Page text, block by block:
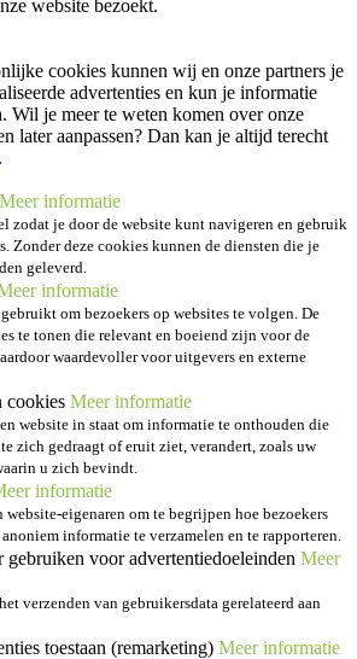
website bezoekt.
cookies kunnen wij en onze partners je
advertenties en kun je informatie
Wil je meer te weten komen over onze
later aanpassen? Dan kan je altijd terecht
.
Meer informatie
zodat je door de website kunt navigeren en gebruik
Zonder deze cookies kunnen de diensten die je
geleverd.
informatie
om bezoekers op websites te volgen. De
te tonen die relevant en boeiend zijn voor de
waardevoller voor uitgevers en externe
cookies Meer informatie
website in staat om informatie te onthouden die
zich gedraagt of eruit ziet, verandert, zoals uw
u zich bevindt.
informatie
eigenaren om te begrijpen hoe bezoekers
informatie te verzamelen en te rapporteren.
gebruiken voor advertentiedoeleinden Meer
verzenden van gebruikersdata gerelateerd aan
toestaan (remarketing) Meer informatie